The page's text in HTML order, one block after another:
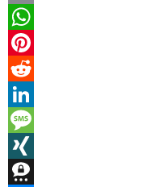
Email
WhatsApp
Pinterest
Reddit
LinkedIn
Message
XING